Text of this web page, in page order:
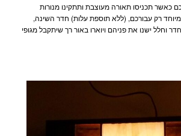
כאשר תכניסו תאורה מעוצבת ותתקינו מנורות
רק עבורכם, (ללא תוספת עלות) חדר השינה,
וחלל ישנו את פניהם ויוארו באור רך שיתקבל מגופי